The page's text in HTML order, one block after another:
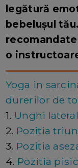
legătură
bebelușul
o
Yoga in
durerilor de
1. Unghi
2. Pozitia
3. Pozitia
4. Pozitia